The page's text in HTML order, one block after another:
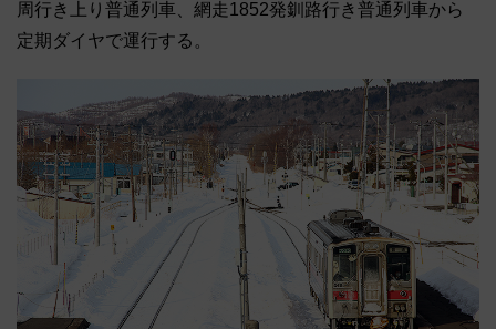
周行き上り普通列車、網走1852発釧路行き普通列車から
定期ダイヤで運行する。